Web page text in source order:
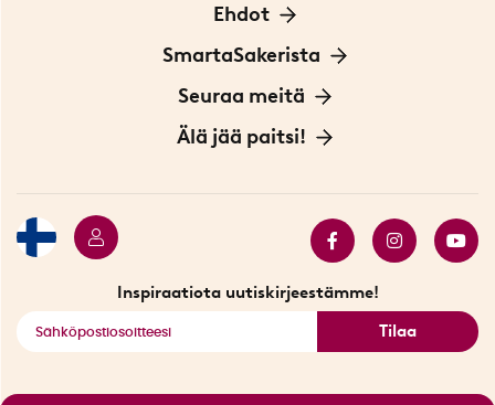
Ota yhteyttä
Ehdot
Tietoa evästeistä
Yksityisyydensuoja
Sopimusehdot
SmartaSakerista
Meistä
Myymälä Tukholmassa
Seuraa meitä
Innovaattoriblogi
Älä jää paitsi!
Katso kaikki älykkäät tuotteet
Inspiraatiota uutiskirjeestämme!
Tilaa